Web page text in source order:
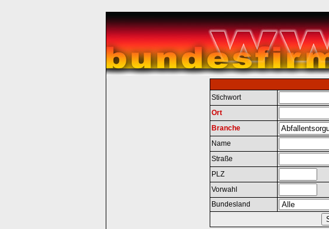
Stichwort
Ort
Branche
Name
Straße
PLZ
Vorwahl
Bundesland